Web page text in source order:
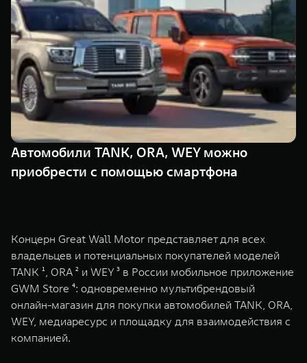
TANK 500
Веди за собой
от 6 499 000 ₽
TANK 700
Сила
WEY 07
Расширяя границы комфорта
WEY 05
TANK Финансы
Корпоративным клиентам
TANK ФИНАНСЫ
TANK Кредит
TANK Лизинг
TANK Страхование
Сервис
Специальные предложения
Моторные масла
ЦИФРОВЫЕ СЕРВИСЫ TANK
Цифровые сервисы TANK
Подписки
Автомобили TANK, ORA, WEY можно
приобрести с помощью смартфона
Концерн Great Wall Motor представляет для всех
владельцев и потенциальных покупателей моделей
TANK ¹, ORA ² и WEY ³ в России мобильное приложение
GWM Store ⁴: одновременно мультибрендовый
онлайн-магазин для покупки автомобилей TANK, ORA,
WEY, медиаресурс и площадку для взаимодействия с
компанией.